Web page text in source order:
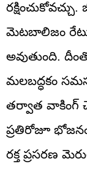
మెటబాలిజం రేటు
అవుతుంది.
మలబద్ధకం
తర్వాత వాకింగ్
ప్రతిరోజూ
రక్త ప్రసరణ